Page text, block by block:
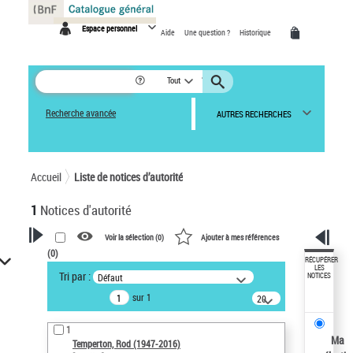
Espace personnel Aide Une question ? Historique
Tout
Recherche avancée AUTRES RECHERCHES
Accueil Liste de notices d’autorité
1 Notices d'autorité
VOTRE RECHERCHE
Recherche avancée dans les
notices d’autorité
Œuvres liées à l'auteur :
Temperton, Rod (1947-2016)
Voir la sélection (0) Ajouter à mes références
(0)
Tri par : Défaut
sur 1
20
résultats/page
1
Temperton, Rod (1947-2016)
RÉCUPÉRER
LES
NOTICES
Ma
Panneau de gestion des cookies